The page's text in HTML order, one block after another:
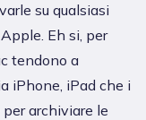
su qualsiasi
Eh si, per
tendono a
iPhone, iPad che i
archiviare le